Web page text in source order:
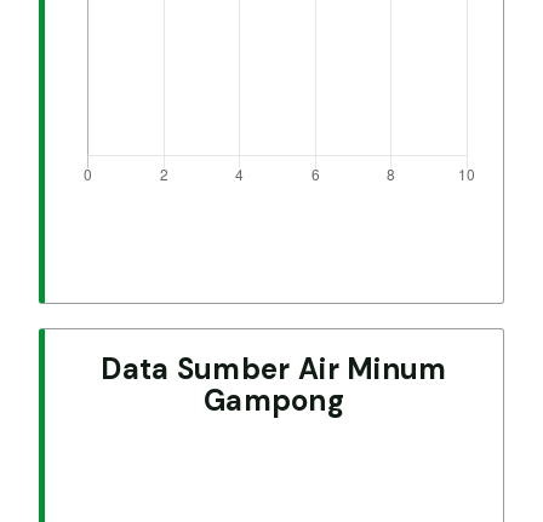
Data Sumber Air Minum
Gampong